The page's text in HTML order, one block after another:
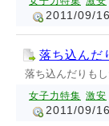
2011/09/16
落ち込んだ
落ち込んだりも
女子力特集 激安
2011/09/16